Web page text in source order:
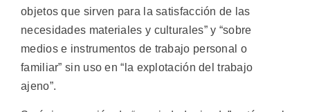
objetos que sirven para la satisfacción de las
necesidades materiales y culturales” y “sobre
medios e instrumentos de trabajo personal o
familiar” sin uso en “la explotación del trabajo
ajeno”.